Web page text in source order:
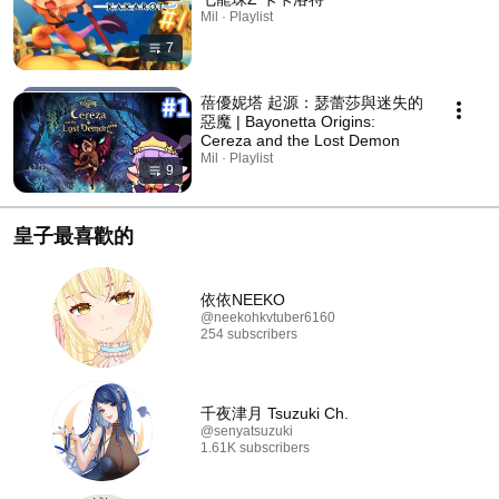
7
Mil · Playlist
9
蓓優妮塔 起源：瑟蕾莎與迷失的
惡魔 | Bayonetta Origins:
Cereza and the Lost Demon
Mil · Playlist
皇子最喜歡的
依依NEEKO
@neekohkvtuber6160
254 subscribers
千夜津月 Tsuzuki Ch.
@senyatsuzuki
1.61K subscribers